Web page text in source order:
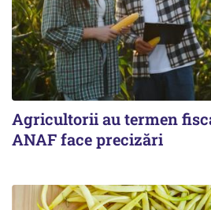
Agricultorii au termen
ANAF face precizări